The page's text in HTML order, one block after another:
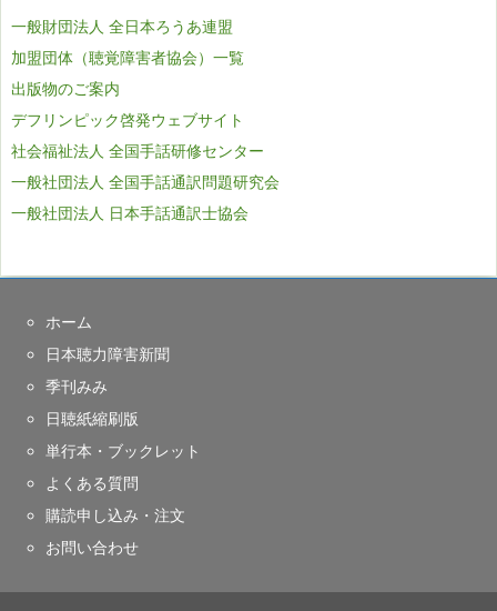
一般財団法人 全日本ろうあ連盟
加盟団体（聴覚障害者協会）一覧
出版物のご案内
デフリンピック啓発ウェブサイト
社会福祉法人 全国手話研修センター
一般社団法人 全国手話通訳問題研究会
一般社団法人 日本手話通訳士協会
ホーム
日本聴力障害新聞
季刊みみ
日聴紙縮刷版
単行本・ブックレット
よくある質問
購読申し込み・注文
お問い合わせ